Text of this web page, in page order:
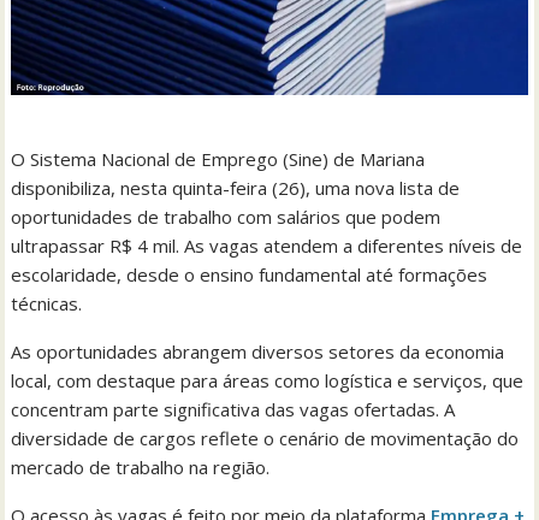
O Sistema Nacional de Emprego (Sine) de Mariana
disponibiliza, nesta quinta-feira (26), uma nova lista de
oportunidades de trabalho com salários que podem
ultrapassar R$ 4 mil. As vagas atendem a diferentes níveis de
escolaridade, desde o ensino fundamental até formações
técnicas.
As oportunidades abrangem diversos setores da economia
local, com destaque para áreas como logística e serviços, que
concentram parte significativa das vagas ofertadas. A
diversidade de cargos reflete o cenário de movimentação do
mercado de trabalho na região.